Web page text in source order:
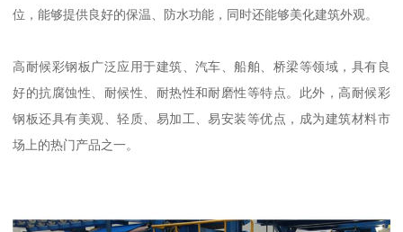
位，能够提供良好的保温、防水功能，同时还能够美化建筑外观。
高耐候彩钢板广泛应用于建筑、汽车、船舶、桥梁等领域，具有良
好的抗腐蚀性、耐候性、耐热性和耐磨性等特点。此外，高耐候彩
钢板还具有美观、轻质、易加工、易安装等优点，成为建筑材料市
场上的热门产品之一。